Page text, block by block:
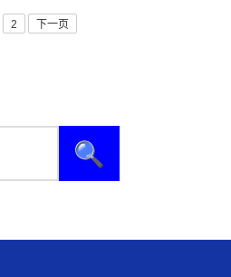
2 下一页
🔍